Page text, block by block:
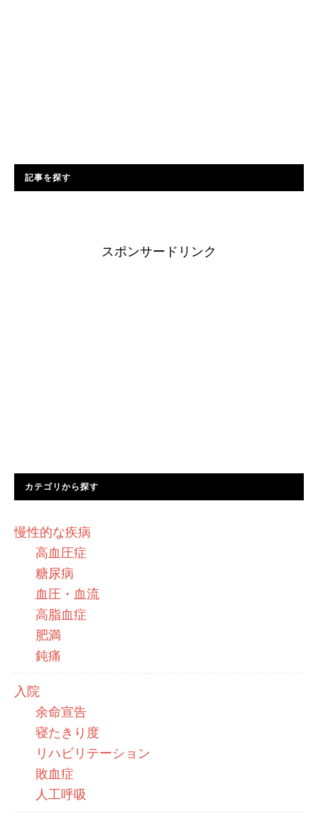
記事を探す
スポンサードリンク
カテゴリから探す
慢性的な疾病
高血圧症
糖尿病
血圧・血流
高脂血症
肥満
鈍痛
入院
余命宣告
寝たきり度
リハビリテーション
敗血症
人工呼吸